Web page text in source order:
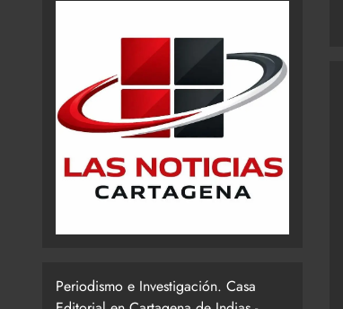
Periodismo e Investigación. Casa